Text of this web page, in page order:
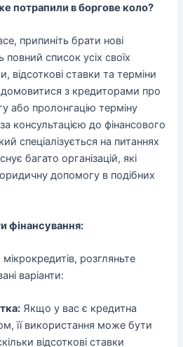
потрапили в боргове коло?
припиніть брати нові
список усіх своїх
відсоткові ставки та терміни
з кредиторами про
або пролонгацію терміну
консультацією до фінансового
спеціалізується на питаннях
багато організацій, які
допомогу в подібних
фінансування:
розгляньте
варіанти:
Якщо у вас є кредитна
її використання може бути
відсоткові ставки